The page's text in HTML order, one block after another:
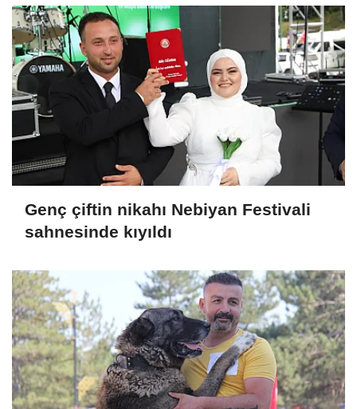
Genç çiftin nikahı Nebiyan Festivali
sahnesinde kıyıldı